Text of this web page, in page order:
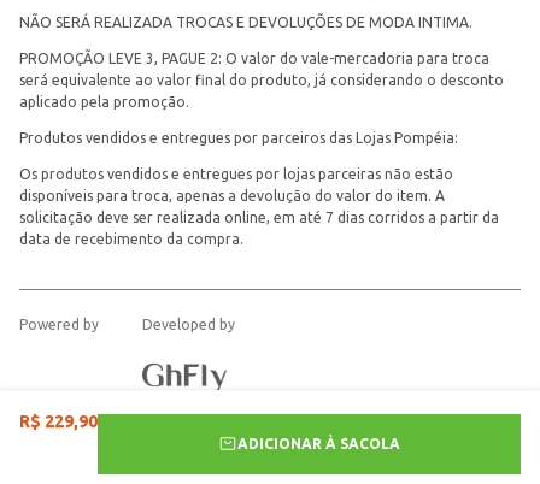
R$ 229,90
ADICIONAR À SACOLA
NÃO SERÁ REALIZADA TROCAS E DEVOLUÇÕES DE MODA INTIMA.
PROMOÇÃO LEVE 3, PAGUE 2: O valor do vale-mercadoria para troca
será equivalente ao valor final do produto, já considerando o desconto
aplicado pela promoção.
Produtos vendidos e entregues por parceiros das Lojas Pompéia:
Os produtos vendidos e entregues por lojas parceiras não estão
disponíveis para troca, apenas a devolução do valor do item. A
solicitação deve ser realizada online, em até 7 dias corridos a partir da
data de recebimento da compra.
Powered by Developed by